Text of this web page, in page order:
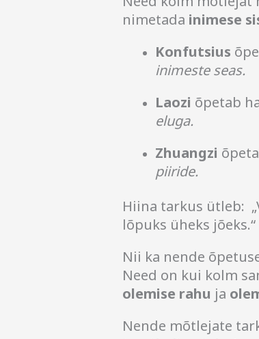
nimetada inimese
Konfutsius
inimeste seas.
Laozi õpetab
eluga.
Zhuangzi
piiride.
Hiina tarkus ütleb:
lõpuks üheks jõeks.“
Nii ka nende
Need on kui kolm
olemise rahu ja
Nende mõtlejate